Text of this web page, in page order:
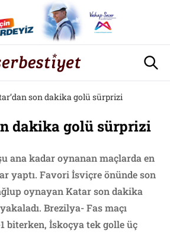
son dakika golü sürprizi
dakika golü sürprizi
ana kadar oynanan maçlarda en
yaptı. Favori İsviçre önünde son
oynayan Katar son dakika
Brezilya- Fas maçı
biterken, İskoçya tek golle üç